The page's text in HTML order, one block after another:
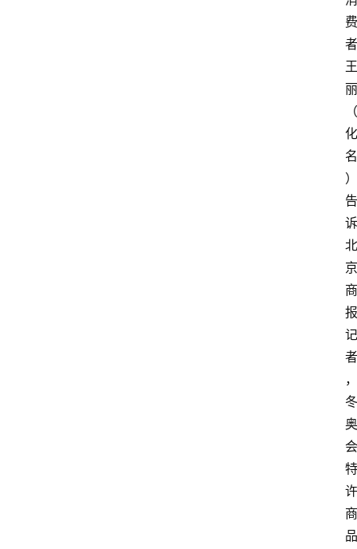
费
者
王
丽
（
化
名
）
告
诉
北
京
商
报
记
者
，
冬
奥
会
特
许
商
品